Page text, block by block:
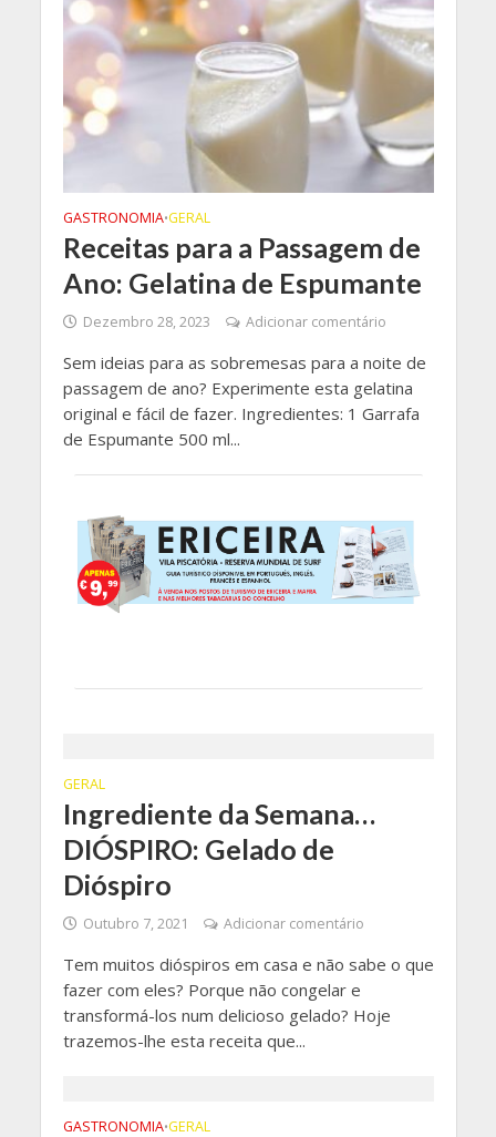
GASTRONOMIA•GERAL
Receitas para a Passagem de
Ano: Gelatina de Espumante
Dezembro 28, 2023 Adicionar comentário
Sem ideias para as sobremesas para a noite de
passagem de ano? Experimente esta gelatina
original e fácil de fazer. Ingredientes: 1 Garrafa
de Espumante 500 ml...
GERAL
Ingrediente da Semana…
DIÓSPIRO: Gelado de
Dióspiro
Outubro 7, 2021 Adicionar comentário
Tem muitos dióspiros em casa e não sabe o que
fazer com eles? Porque não congelar e
transformá-los num delicioso gelado? Hoje
trazemos-lhe esta receita que...
GASTRONOMIA•GERAL